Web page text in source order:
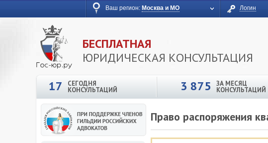
Ваш регион: Москва и МО Логин
БЕСПЛАТНАЯ
ЮРИДИЧЕСКАЯ КОНСУЛЬТАЦИЯ
17 СЕГОДНЯ
КОНСУЛЬТАЦИЙ 3 875 ЗА МЕСЯЦ
КОНСУЛЬТАЦИЙ
Право распоряжения